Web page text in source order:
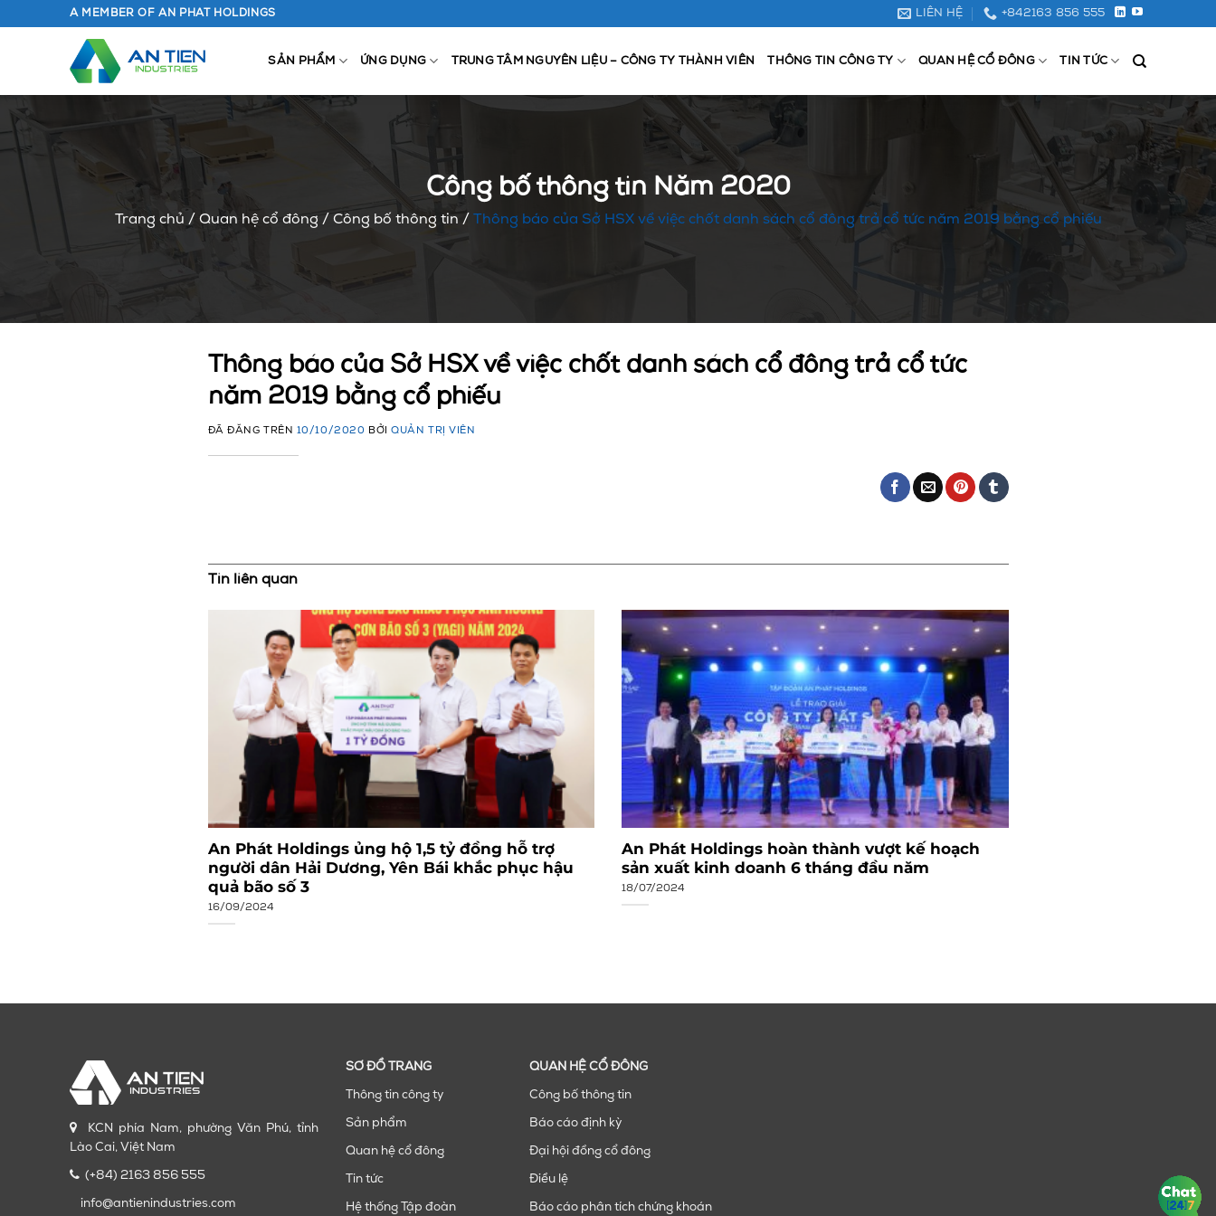
A MEMBER OF AN PHAT HOLDINGS LIÊN HỆ +842163 856 555
SẢN PHẨM ỨNG DỤNG TRUNG TÂM NGUYÊN LIỆU – CÔNG TY THÀNH VIÊN THÔNG TIN CÔNG TY QUAN HỆ CỔ ĐÔNG TIN TỨC
Công bố thông tin Năm 2020
Trang chủ / Quan hệ cổ đông / Công bố thông tin / Thông báo của Sở HSX về việc chốt danh sách cổ đông trả cổ tức năm 2019 bằng cổ phiếu
Thông báo của Sở HSX về việc chốt danh sách cổ đông trả cổ tức
năm 2019 bằng cổ phiếu
ĐÃ ĐĂNG TRÊN 10/10/2020 BỞIQUẢN TRỊ VIÊN
Tin liên quan
An Phát Holdings ủng hộ 1,5 tỷ đồng hỗ trợ
người dân Hải Dương, Yên Bái khắc phục hậu
quả bão số 3
16/09/2024
An Phát Holdings hoàn thành vượt kế hoạch
sản xuất kinh doanh 6 tháng đầu năm
18/07/2024
KCN phía Nam, phường Văn Phú, tỉnh
Lào Cai, Việt Nam
(+84) 2163 856 555
info@antienindustries.com
SƠ ĐỒ TRANG
Thông tin công ty
Sản phẩm
Quan hệ cổ đông
Tin tức
Hệ thống Tập đoàn
QUAN HỆ CỔ ĐÔNG
Công bố thông tin
Báo cáo định kỳ
Đại hội đồng cổ đông
Điều lệ
Báo cáo phân tích chứng khoán